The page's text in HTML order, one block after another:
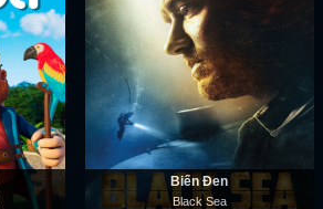
Biển Đen
Black Sea